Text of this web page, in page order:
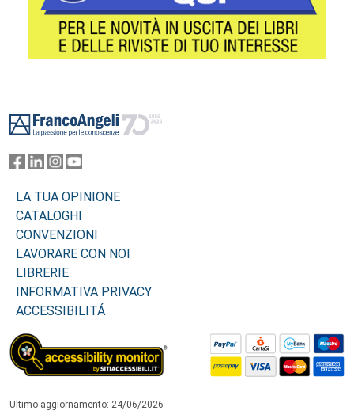
LA TUA OPINIONE
CATALOGHI
CONVENZIONI
LAVORARE CON NOI
LIBRERIE
INFORMATIVA PRIVACY
ACCESSIBILITÁ
Ultimo aggiornamento: 24/06/2026